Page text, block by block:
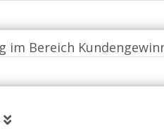
im Bereich